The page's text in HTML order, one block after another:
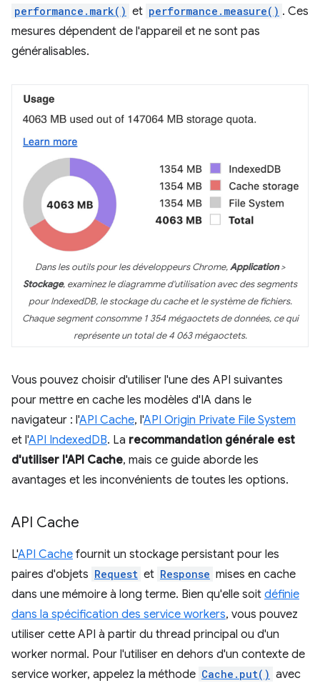
performance.mark() et performance.measure() . Ces
mesures dépendent de l'appareil et ne sont pas
généralisables.
Dans les outils pour les développeurs Chrome,Application>
Stockage, examinez le diagramme d'utilisation avec des segments
pour IndexedDB, le stockage du cache et le système de fichiers.
Chaque segment consomme 1 354 mégaoctets de données, ce qui
représente un total de 4 063 mégaoctets.
Vous pouvez choisir d'utiliser l'une des API suivantes
pour mettre en cache les modèles d'IA dans le
navigateur : l'API Cache, l'API Origin Private File System
et l'API IndexedDB. La recommandation générale est
d'utiliser l'API Cache, mais ce guide aborde les
avantages et les inconvénients de toutes les options.
API Cache
L'API Cache fournit un stockage persistant pour les
paires d'objets Request et Response mises en cache
dans une mémoire à long terme. Bien qu'elle soit définie
dans la spécification des service workers, vous pouvez
utiliser cette API à partir du thread principal ou d'un
worker normal. Pour l'utiliser en dehors d'un contexte de
service worker, appelez la méthode Cache.put() avec